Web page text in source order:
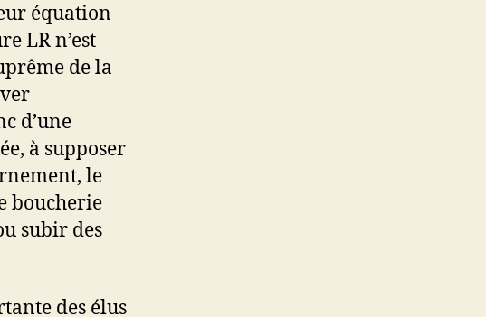
équation
LR n’est
de la
d’une
à supposer
le
boucherie
subir des
des élus